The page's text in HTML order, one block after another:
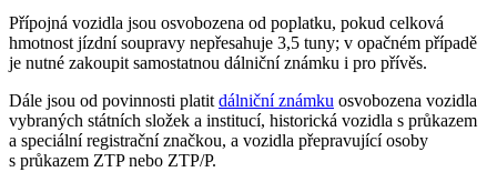
Přípojná vozidla jsou osvobozena od poplatku, pokud celková
hmotnost jízdní soupravy nepřesahuje 3,5 tuny; v opačném případě
je nutné zakoupit samostatnou dálniční známku i pro přívěs.
Dále jsou od povinnosti platitdálniční známku osvobozena vozidla
vybraných státních složek a institucí, historická vozidla s průkazem
a speciální registrační značkou, a vozidla přepravující osoby
s průkazem ZTP nebo ZTP/P.